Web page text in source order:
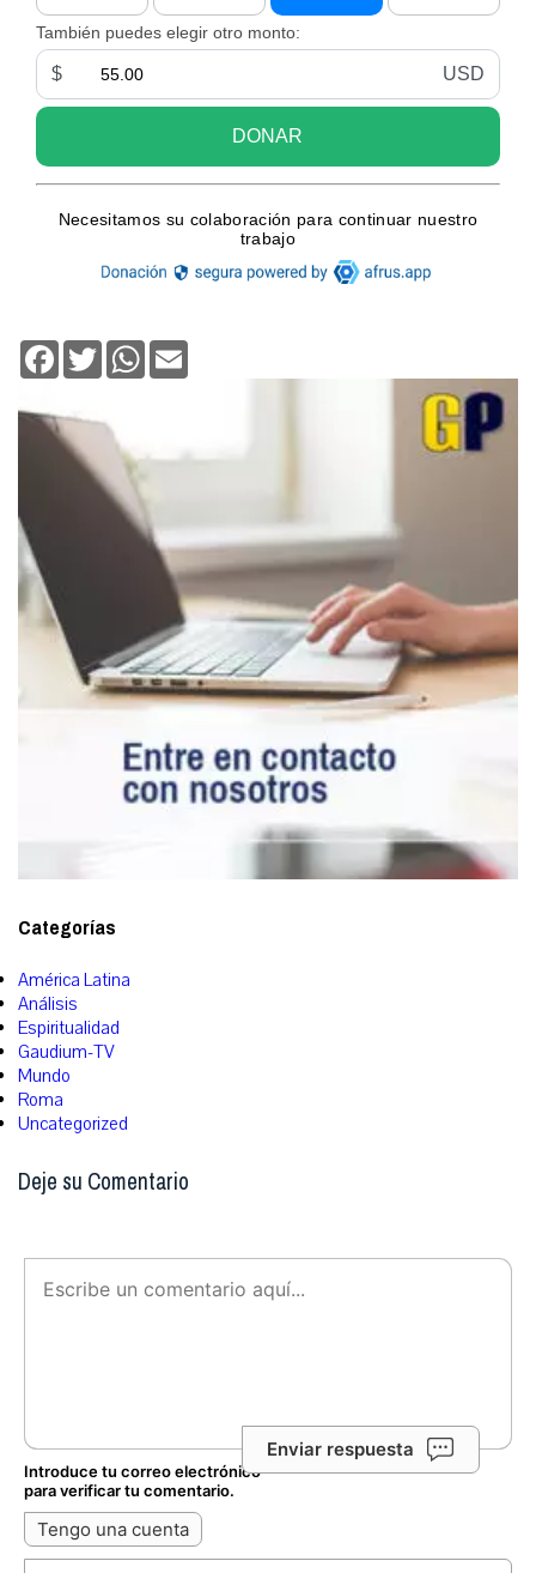
Facebook
TwitterWhatsApp
Categorías
América Latina
Análisis
Espiritualidad
Gaudium-TV
Mundo
Roma
Uncategorized
Deje su Comentario
Enviar respuesta
Introduce tu correo electrónico
para verificar tu comentario.
Tengo una cuenta